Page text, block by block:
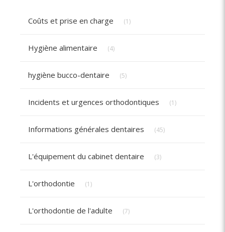
Coûts et prise en charge (1)
Hygiène alimentaire (4)
hygiène bucco-dentaire (5)
Incidents et urgences orthodontiques (1)
Informations générales dentaires (45)
L'équipement du cabinet dentaire (3)
L'orthodontie (1)
L'orthodontie de l'adulte (7)